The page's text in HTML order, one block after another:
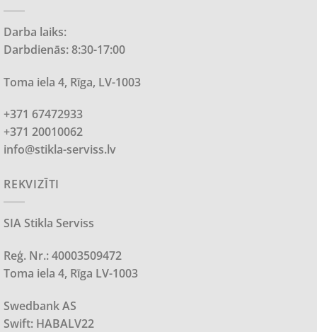
Darba laiks:
Darbdienās: 8:30-17:00
Toma iela 4, Rīga, LV-1003
+371 67472933
+371 20010062
info@stikla-serviss.lv
REKVIZĪTI
SIA Stikla Serviss
Reģ. Nr.: 40003509472
Toma iela 4, Rīga LV-1003
Swedbank AS
Swift: HABALV22